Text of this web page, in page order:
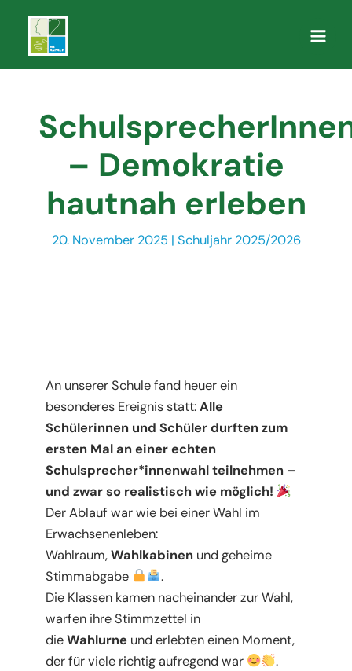
springen
– Demokratie
hautnah erleben
20. November 2025 | Schuljahr 2025/2026
An unserer Schule fand heuer ein
besonderes Ereignis statt:Alle
Schülerinnen und Schüler durften zum
ersten Mal an einer echten
Schulsprecher*innenwahl teilnehmen –
und zwar so realistisch wie möglich!
Der Ablauf war wie bei einer Wahl im
Erwachsenenleben:
Wahlraum,Wahlkabinen und geheime
Stimmabgabe
.
Die Klassen kamen nacheinander zur Wahl,
warfen ihre Stimmzettel in
dieWahlurne und erlebten einen Moment,
der für viele richtig aufregend war
.